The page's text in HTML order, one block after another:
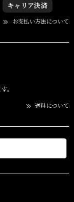
キャリア決済
お支払い方法について
。
送料について